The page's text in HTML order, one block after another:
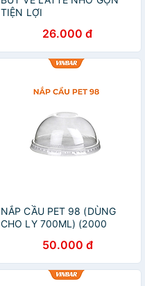
TIỆN LỢI
26.000 đ
NẮP CẦU PET 98 (DÙNG
CHO LY 700ML) (2000
50.000 đ